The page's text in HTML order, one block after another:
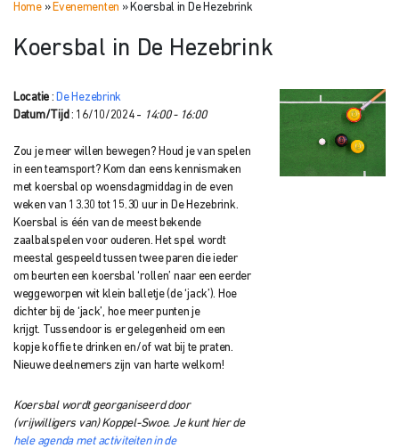
Home» Evenementen » Koersbal in De Hezebrink
Koersbal in De Hezebrink
Locatie : De Hezebrink
Datum/Tijd : 16/10/2024 - 14:00 - 16:00
Zou je meer willen bewegen? Houd je van spelen
in een teamsport? Kom dan eens kennismaken
met koersbal op woensdagmiddag in de even
weken van 13.30 tot 15.30 uur in De Hezebrink.
Koersbal is één van de meest bekende
zaalbalspelen voor ouderen.
Het spel wordt
meestal gespeeld tussen twee paren die ieder
om beurten een koersbal ‘rollen’ naar een eerder
weggeworpen wit klein balletje (de ‘jack’). Hoe
dichter bij de ‘jack’, hoe meer punten je
krijgt. Tussendoor is er gelegenheid om een
kopje koffie te drinken en/of wat bij te praten.
Nieuwe deelnemers zijn van harte welkom!
Koersbal wordt georganiseerd door
(vrijwilligers van) Koppel-Swoe. Je kunt hier de
hele agenda met activiteiten in de